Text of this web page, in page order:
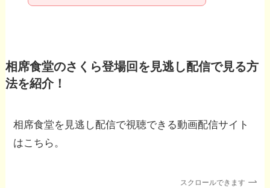
相席食堂のさくら登場回を見逃し配信で見る方
法を紹介！
相席食堂を見逃し配信で視聴できる動画配信サイト
はこちら。
スクロールできます